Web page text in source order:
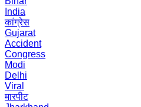
India
कांग्रेस
Gujarat
Accident
Congress
Modi
Delhi
Viral
मारपीट